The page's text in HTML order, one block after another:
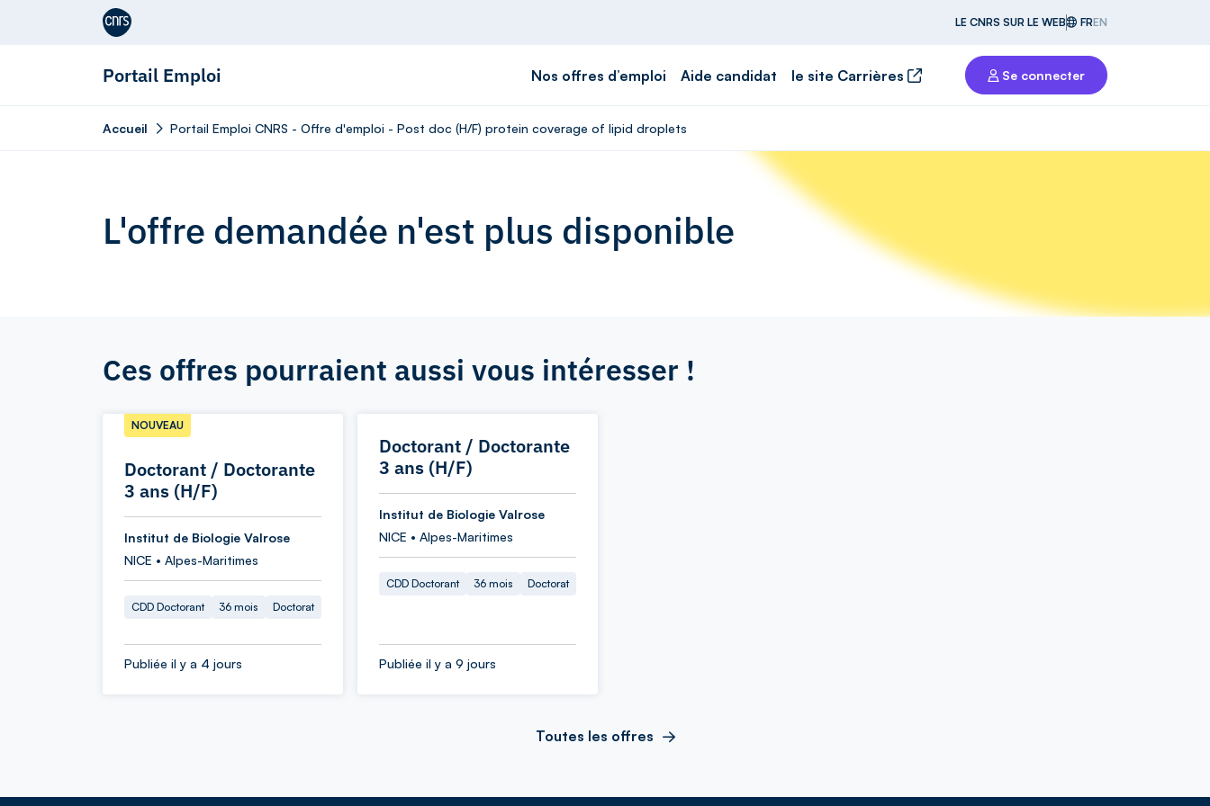
Aller au contenu
LE CNRS SUR LE WEB FREN
Portail Emploi Nos offres d’emploi Aide candidat le site Carrières Se connecter
Accueil Portail Emploi CNRS - Offre d'emploi - Post doc (H/F) protein coverage of lipid droplets
L'offre demandée n'est plus disponible
Ces offres pourraient aussi vous intéresser !
Doctorant / Doctorante
3 ans (H/F)
NOUVEAU
Institut de Biologie Valrose
NICE • Alpes-Maritimes
CDD Doctorant 36 mois Doctorat
Publiée il y a 4 jours
Doctorant / Doctorante
3 ans (H/F)
Institut de Biologie Valrose
NICE • Alpes-Maritimes
CDD Doctorant 36 mois Doctorat
Publiée il y a 9 jours
Toutes les offres